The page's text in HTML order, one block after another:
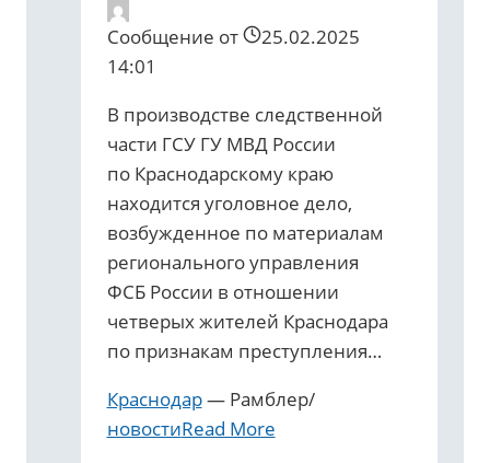
Сообщение от
25.02.2025
14:01
В производстве следственной
части ГСУ ГУ МВД России
по Краснодарскому краю
находится уголовное дело,
возбужденное по материалам
регионального управления
ФСБ России в отношении
четверых жителей Краснодара
по признакам преступления…
Краснодар— Рамблер/
новостиRead More